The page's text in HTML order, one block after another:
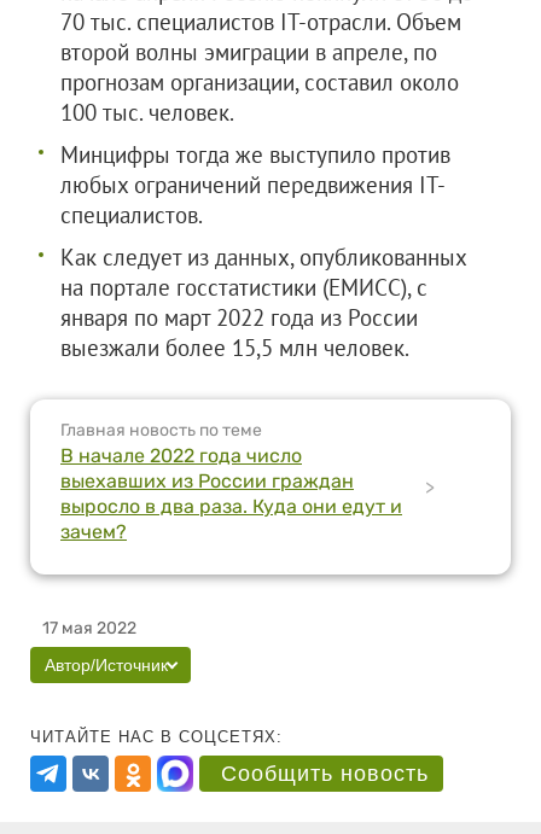
70 тыс. специалистов IT-отрасли. Объем
второй волны эмиграции в апреле, по
прогнозам организации, составил около
100 тыс. человек.
Минцифры тогда же выступило против
любых ограничений передвижения IT-
специалистов.
Как следует из данных, опубликованных
на портале госстатистики (ЕМИСС), с
января по март 2022 года из России
выезжали более 15,5 млн человек.
Главная новость по теме
В начале 2022 года число
выехавших из России граждан
выросло в два раза. Куда они едут и
зачем?
>
17 мая 2022
Автор/Источник
ЧИТАЙТЕ НАС В СОЦСЕТЯХ:
Сообщить новость